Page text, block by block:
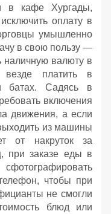
в кафе Хургады,
оплату в
умышленно
в свою пользу —
наличную валюту в
платить в
батах. Садясь в
включения
движения, а если
из машины
от накруток за
при заказе еды в
чтобы при
не смогли
блюд или